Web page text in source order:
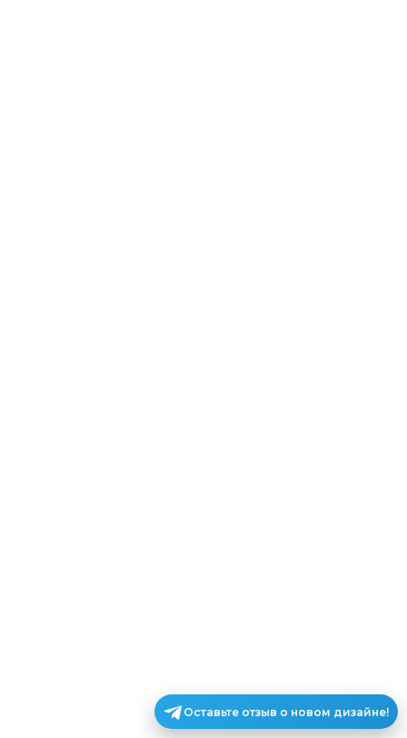
Оставьте отзыв о новом дизайне!